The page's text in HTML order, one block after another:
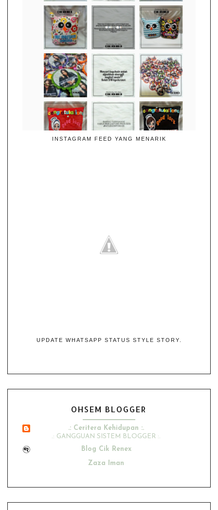
INSTAGRAM FEED YANG MENARIK
UPDATE WHATSAPP STATUS STYLE STORY.
OHSEM BLOGGER
.: Ceritera Kehidupan :.
.: GANGGUAN SISTEM BLOGGER :.
Blog Cik Renex
Zaza Iman
Show All